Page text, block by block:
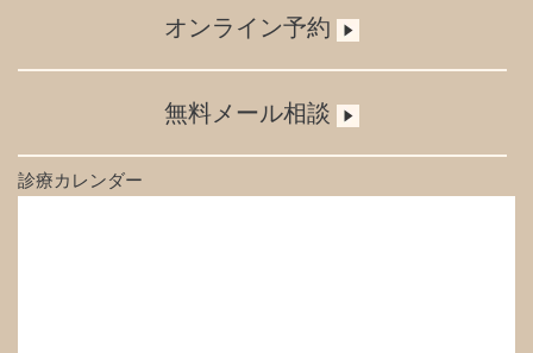
オンライン予約
無料メール相談
診療カレンダー